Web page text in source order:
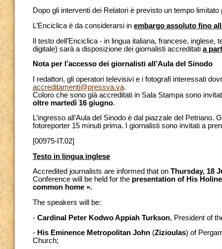
Dopo gli interventi dei Relatori è previsto un tempo
L’Enciclica è da considerarsi in embargo assoluto fino
Il testo dell’Enciclica - in lingua italiana, francese,
digitale) sarà a disposizione dei giornalisti accreditati a
Nota per l’accesso dei giornalisti all’Aula del Sinodo
I redattori, gli operatori televisivi e i fotografi interessati
accreditamenti@pressva.va.
Coloro che sono già accreditati in Sala Stampa sono
oltre martedì 16 giugno.
L’ingresso all’Aula del Sinodo è dal piazzale del
fotoreporter 15 minuti prima. I giornalisti sono invitati a
[00975-IT.02]
Testo in lingua inglese
Accredited journalists are informed that on Thursday, 18
Conference will be held for the presentation of His
common home ».
The speakers will be:
- Cardinal Peter Kodwo Appiah Turkson, President of
- His Eminence Metropolitan John (Zizioulas) of
Church;